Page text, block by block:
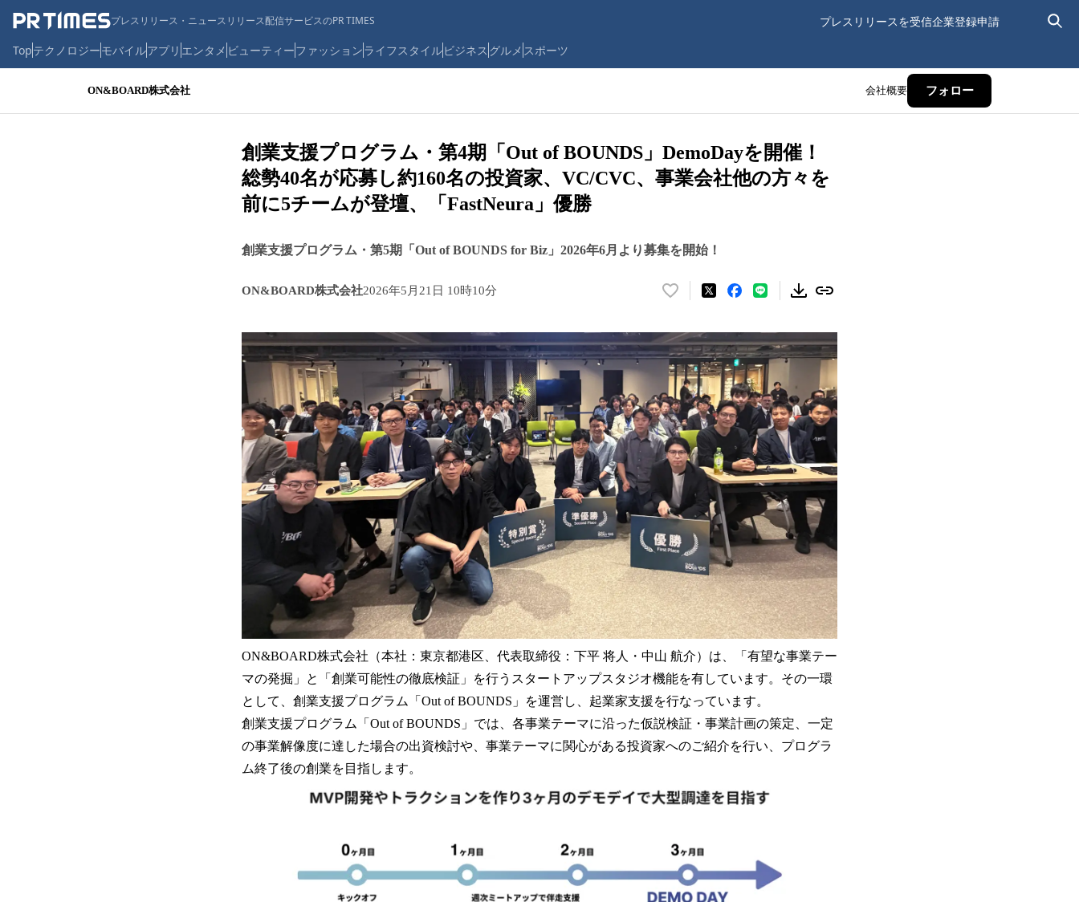
プレスリリース・ニュースリリース配信サービスのPR TIMES プレスリリースを受信企業登録申請
Topテクノロジーモバイルアプリ エンタメ ビューティーファッションライフスタイルビジネス グルメ スポーツ
ON&BOARD株式会社 会社概要 フォロー
創業支援プログラム・第4期「Out of BOUNDS」DemoDayを開催！
総勢40名が応募し約160名の投資家、VC/CVC、事業会社他の方々を
前に5チームが登壇、「FastNeura」優勝
創業支援プログラム・第5期「Out of BOUNDS for Biz」2026年6月より募集を開始！
ON&BOARD株式会社2026年5月21日 10時10分
い
ね
！
数
を
読
み
込
み
中
で
す
ON&BOARD株式会社（本社：東京都港区、代表取締役：下平 将人・中山 航介）は、「有望な事業テー
マの発掘」と「創業可能性の徹底検証」を行うスタートアップスタジオ機能を有しています。その一環
として、創業支援プログラム「Out of BOUNDS」を運営し、起業家支援を行なっています。
創業支援プログラム「Out of BOUNDS」では、各事業テーマに沿った仮説検証・事業計画の策定、一定
の事業解像度に達した場合の出資検討や、事業テーマに関心がある投資家へのご紹介を行い、プログラ
ム終了後の創業を目指します。